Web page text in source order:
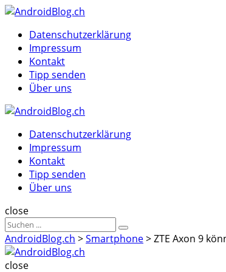
Menu
MenuDatenschutzerklärung
Impressum
Kontakt
Tipp senden
Über uns
Datenschutzerklärung
Impressum
Kontakt
Tipp senden
Über uns
Suche
close
Sucheergebnisse
für
Suche
AndroidBlog.ch >Smartphone>ZTE Axon 9
close